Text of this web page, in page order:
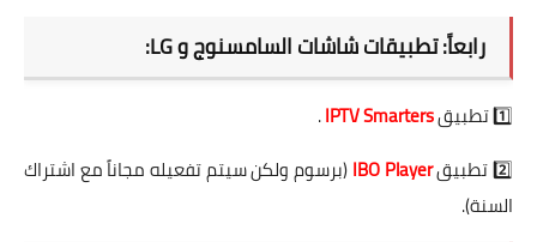
رابعاً: تطبيقات شاشات السامسنوج و LG:
1️⃣ تطبيق IPTV Smarters
.
2️⃣ تطبيق
IBO Player(برسوم ولكن سيتم تفعيله مجاناً مع اشتراك
السنة).